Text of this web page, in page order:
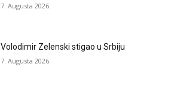
7. Augusta 2026.
Volodimir Zelenski stigao u Srbiju
7. Augusta 2026.